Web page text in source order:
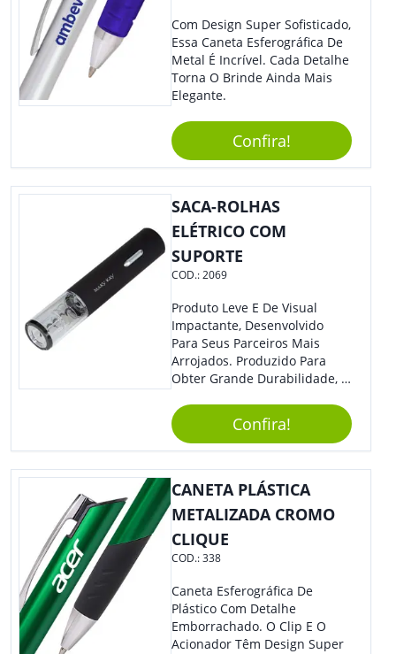
Com Design Super Sofisticado,
Essa Caneta Esferográfica De
Metal É Incrível. Cada Detalhe
Torna O Brinde Ainda Mais
Elegante.
Confira!
SACA-ROLHAS
ELÉTRICO COM
SUPORTE
COD.:2069
Produto Leve E De Visual
Impactante, Desenvolvido
Para Seus Parceiros Mais
Arrojados. Produzido Para
Obter Grande Durabilidade, É
Sua Marca De Forma Estilosa,
Agregando Valor Para Sua
Empresa Em Eventos.
Confira!
CANETA PLÁSTICA
METALIZADA CROMO
CLIQUE
COD.:338
Caneta Esferográfica De
Plástico Com Detalhe
Emborrachado. O Clip E O
Acionador Têm Design Super